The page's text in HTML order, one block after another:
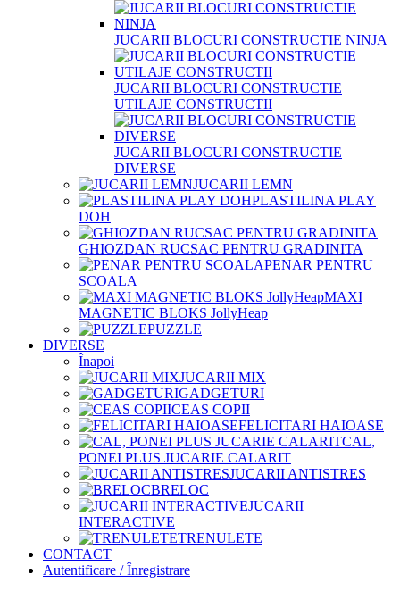
JUCARII BLOCURI CONSTRUCTIE NINJA
JUCARII BLOCURI CONSTRUCTIE
UTILAJE CONSTRUCTII
JUCARII BLOCURI CONSTRUCTIE
DIVERSE
JUCARII LEMN
PLASTILINA PLAY
DOH
GHIOZDAN RUCSAC PENTRU GRADINITA
PENAR PENTRU
SCOALA
MAXI
MAGNETIC BLOKS JollyHeap
PUZZLE
DIVERSE
Înapoi
JUCARII MIX
GADGETURI
CEAS COPII
FELICITARI HAIOASE
CAL,
PONEI PLUS JUCARIE CALARIT
JUCARII ANTISTRES
BRELOC
JUCARII
INTERACTIVE
TRENULETE
CONTACT
Autentificare / Înregistrare